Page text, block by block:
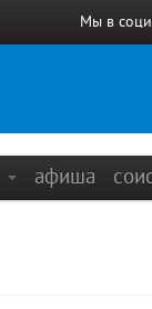
Мы в
афиша